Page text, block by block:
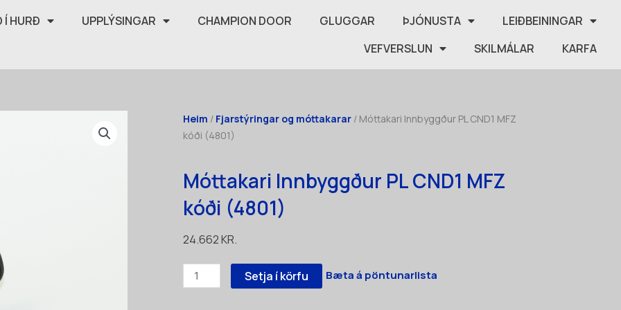
Í HURÐ UPPLÝSINGAR CHAMPION DOOR GLUGGAR ÞJÓNUSTA
LEIÐBEININGAR
VEFVERSLUN
SKILMÁLAR KARFA
Heim / Fjarstýringar og móttakarar / Móttakari Innbyggður PL CND1 MFZ
kóði (4801)
Móttakari Innbyggður PL CND1 MFZ
kóði (4801)
24.662KR.
Móttakari
Innbyggður
Setja í körfu Bæta á pöntunarlista